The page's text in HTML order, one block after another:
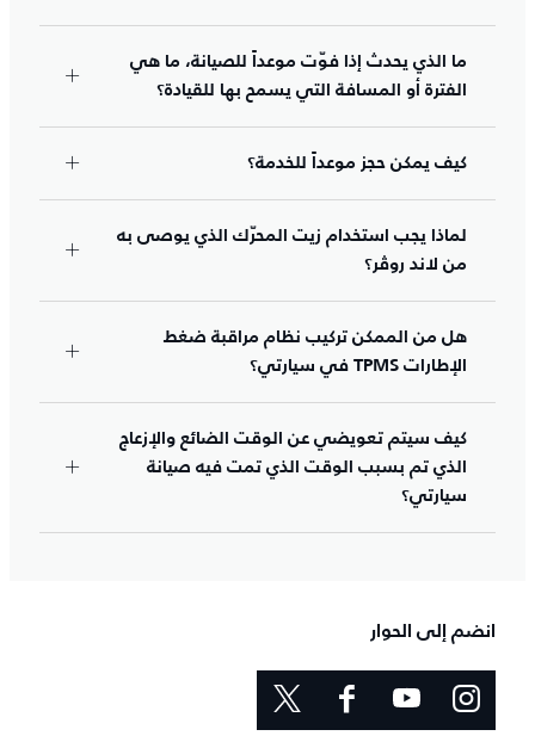
ما الذي يحدث إذا فوّت موعداً للصيانة، ما هي
الفترة أو المسافة التي يسمح بها للقيادة؟
كيف يمكن حجز موعداً للخدمة؟
لماذا يجب استخدام زيت المحرّك الذي يوصى به
من لاند روڤر؟
هل من الممكن تركيب نظام مراقبة ضغط
الإطارات TPMS في سيارتي؟
كيف سيتم تعويضي عن الوقت الضائع والإزعاج
الذي تم بسبب الوقت الذي تمت فيه صيانة
سيارتي؟
انضم إلى الحوار